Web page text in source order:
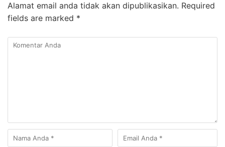
Alamat email anda tidak akan dipublikasikan. Required
fields are marked *